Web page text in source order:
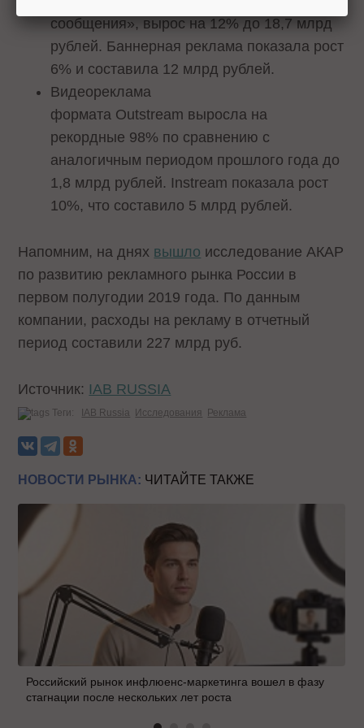
сообщения», вырос на 12% до 18,7 млрд
рублей. Баннерная реклама показала рост
6% и составила 12 млрд рублей.
Видеореклама
формата Outstream выросла на
рекордные 98% по сравнению с
аналогичным периодом прошлого года до
1,8 млрд рублей. Instream показала рост
10%, что составило 5 млрд рублей.
Напомним, на днях вышло исследование АКАР
по развитию рекламного рынка России в
первом полугодии 2019 года. По данным
компании, расходы на рекламу в отчетный
период составили 227 млрд руб.
Источник: IAB RUSSIA
Теги: IAB Russia Исследования Реклама
НОВОСТИ РЫНКА: ЧИТАЙТЕ ТАКЖЕ
Российский рынок инфлюенс-маркетинга вошел в фазу
стагнации после нескольких лет роста